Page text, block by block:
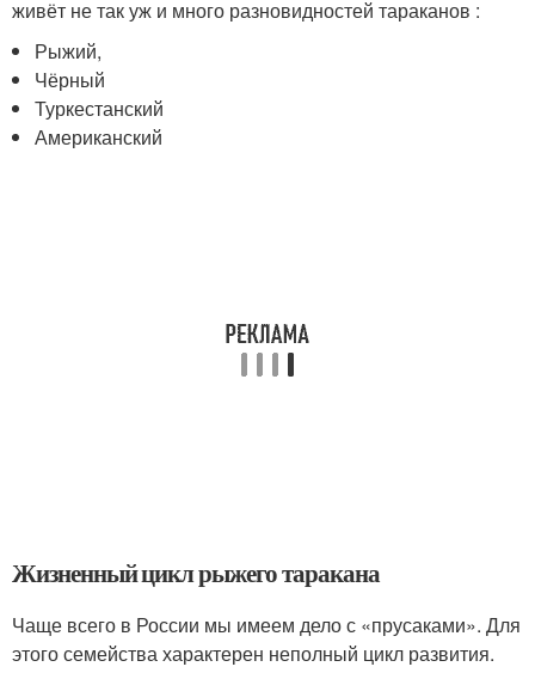
живёт не так уж и много разновидностей тараканов :
Рыжий,
Чёрный
Туркестанский
Американский
Жизненный цикл рыжего таракана
Чаще всего в России мы имеем дело с «прусаками». Для
этого семейства характерен неполный цикл развития.